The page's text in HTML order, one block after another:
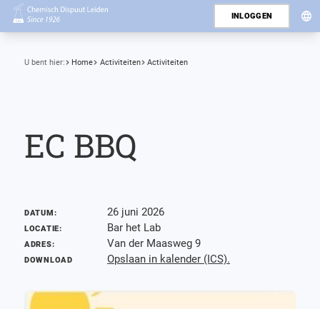
INLOGGEN
U bent hier: Home Activiteiten Activiteiten
EC BBQ
DATUM: 26 juni 2026
LOCATIE: Bar het Lab
ADRES: Van der Maasweg 9
DOWNLOAD Opslaan in kalender (ICS).